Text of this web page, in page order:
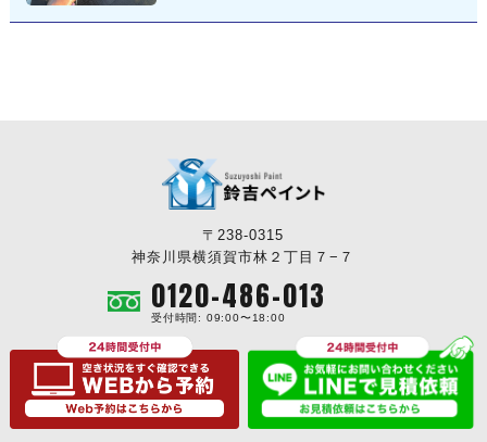
〒238-0315
神奈川県横須賀市林２丁目７−７
0120-486-013
受付時間: 09:00〜18:00